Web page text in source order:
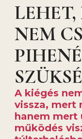
NEM
A kiégés
vissza, mert
hanem mert
működés